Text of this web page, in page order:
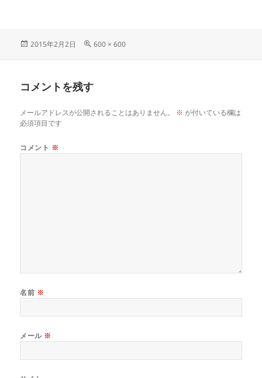
2015年2月2日 600 × 600
コメントを残す
メールアドレスが公開されることはありません。 ※ が付いている欄は
必須項目です
コメント ※
名前 ※
メール ※